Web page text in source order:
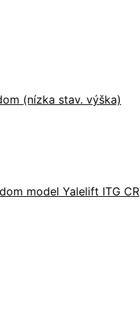
(nízka stav. výška)
model Yalelift ITG CR